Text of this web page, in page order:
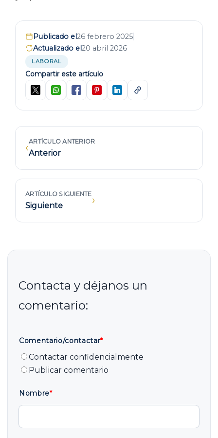
Publicado el26 febrero 2025
Actualizado el20 abril 2026
LABORAL
Compartir este artículo
‹ARTÍCULO ANTERIOR
Anterior
ARTÍCULO SIGUIENTE
Siguiente ›
Comentario/contactar*
Contactar confidencialmente
Publicar comentario
Nombre*